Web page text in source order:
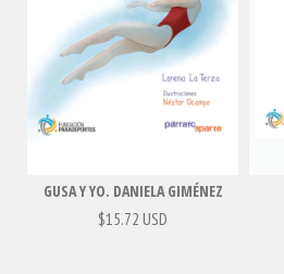
GUSA Y YO. DANIELA GIMÉNEZ
$15.72 USD